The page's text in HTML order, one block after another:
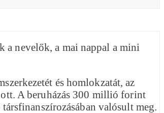
nevelők, a mai nappal a mini
és homlokzatát, az
A beruházás 300 millió forint
valósult meg.